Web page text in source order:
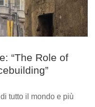
“The Role of
tutto il mondo e più